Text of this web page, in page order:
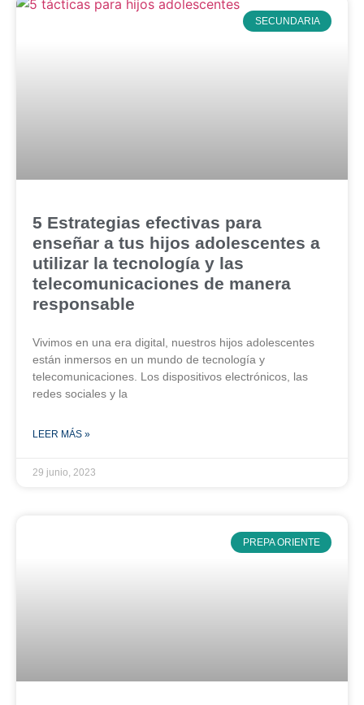
SECUNDARIA
5 Estrategias efectivas para
enseñar a tus hijos adolescentes a
utilizar la tecnología y las
telecomunicaciones de manera
responsable
Vivimos en una era digital, nuestros hijos adolescentes
están inmersos en un mundo de tecnología y
telecomunicaciones. Los dispositivos electrónicos, las
redes sociales y la
LEER MÁS »
29 junio, 2023
PREPA ORIENTE